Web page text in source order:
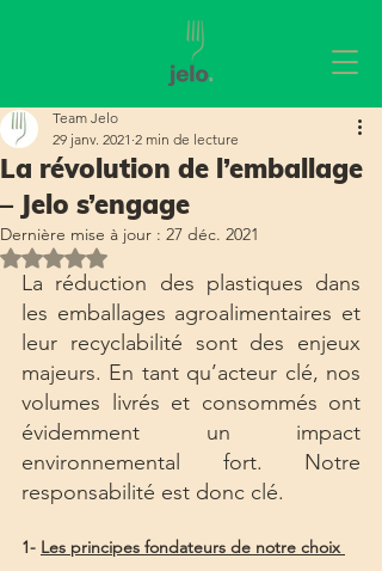
La révolution de l’emballage
– Jelo s’engage
Team Jelo
29 janv. 2021 2 min de lecture
Dernière mise à jour : 27 déc. 2021
Noté NaN étoiles sur 5.
La réduction des plastiques dans
les emballages agroalimentaires et
leur recyclabilité sont des enjeux
majeurs. En tant qu’acteur clé, nos
volumes livrés et consommés ont
évidemment un impact
environnemental fort. Notre
responsabilité est donc clé.
1- Les principes fondateurs de notre choix